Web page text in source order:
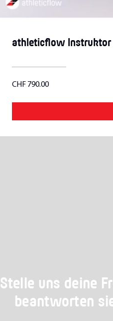
athleticflow Instruktor
CHF 790.00
Stelle uns deine
beantworten